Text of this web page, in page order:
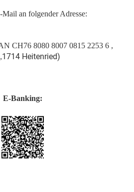
an folgender Adresse:
CH76 8080 8007 0815 2253 6 ,
1714 Heitenried)
E-Banking: